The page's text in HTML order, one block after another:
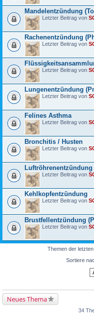
Mandelentzündung
Letzter Beitrag von
Rachenentzündung
Letzter Beitrag von
Letzter Beitrag von
Lungenentzündung
Letzter Beitrag von
Felines Asthma
Letzter Beitrag von
Bronchitis / Husten
Letzter Beitrag von
Letzter Beitrag von
Kehlkopfentzündung
Letzter Beitrag von
Brustfellentzündung
Letzter Beitrag von
Themen der
Sortiere
Neues Thema
34